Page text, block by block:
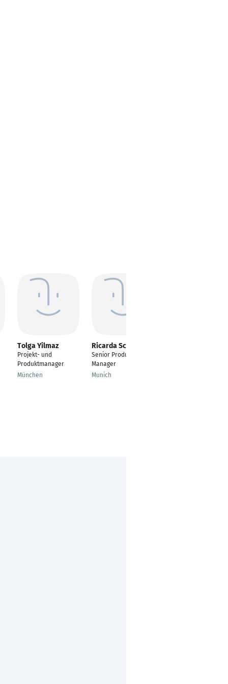
Tolga Yilmaz
Projekt- und
Produktmanager
München
Ricarda Schmidt
Senior Product
Manager
Munich